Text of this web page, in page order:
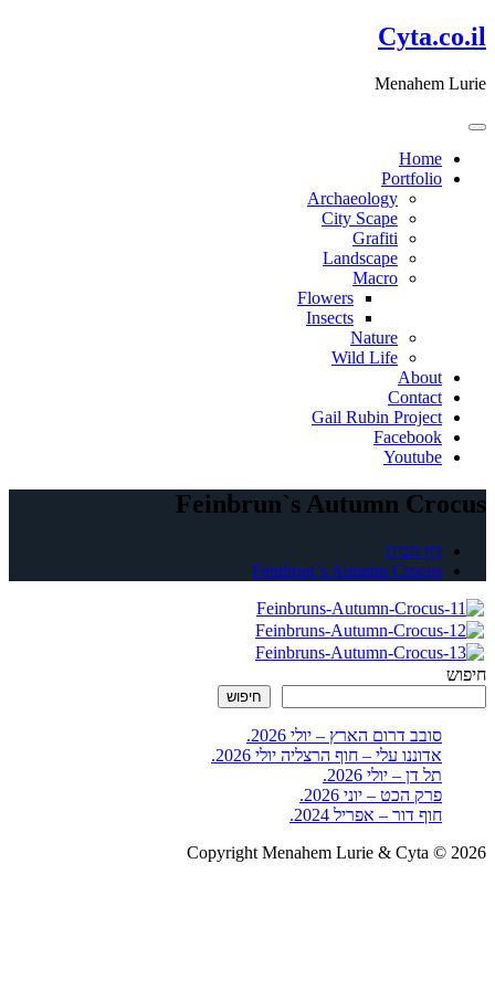
דלג
לתוכן
Cyta.co.il
Menahem Lurie
Home
Portfolio
Archaeology
City Scape
Grafiti
Landscape
Macro
Flowers
Insects
Nature
Wild Life
About
Contact
Gail Rubin Project
Facebook
Youtube
Feinbrun`s Autumn Crocus
דף הבית
Feinbrun`s Autumn Crocus
חיפוש
חיפוש
סובב דרום הארץ – יולי 2026.
אדוננו עלי – חוף הרצליה יולי 2026.
תל דן – יולי 2026.
פרק הכט – יוני 2026.
חוף דור – אפריל 2024.
Copyright Menahem Lurie & Cyta © 2026